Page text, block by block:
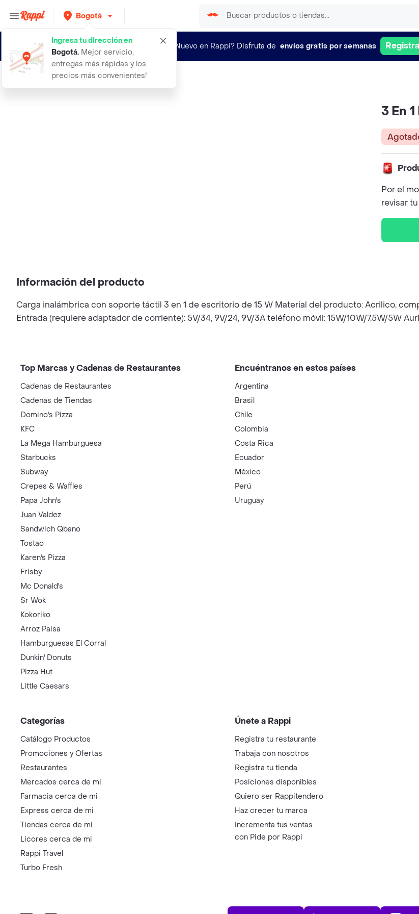
Bogotá
Ingresa tu dirección en
Bogotá. Mejor servicio,
entregas más rápidas y los
precios más convenientes!
¿Nuevo en Rappi? Disfruta de envíos gratis por semanas
3 en 1 magnetic touch wireless char
3 En
Por el
revisar
Información del producto
Carga inalámbrica con soporte táctil 3 en 1 de escritorio de 15 W Material del producto: Acrilico,
Entrada (requiere adaptador de corriente): 5V/34, 9V/24, 9V/3A teléfono móvil: 15W/10W/7,5W/5W
Top Marcas y Cadenas de Restaurantes
Cadenas de Restaurantes
Cadenas de Tiendas
Domino's Pizza
KFC
La Mega Hamburguesa
Starbucks
Subway
Crepes & Waffles
Papa John's
Juan Valdez
Sandwich Qbano
Tostao
Karen's Pizza
Frisby
Mc Donald's
Sr Wok
Kokoriko
Arroz Paisa
Hamburguesas El Corral
Dunkin' Donuts
Pizza Hut
Little Caesars
Encuéntranos en estos países
Argentina
Brasil
Chile
Colombia
Costa Rica
Ecuador
México
Perú
Uruguay
Categorías
Catálogo Productos
Promociones y Ofertas
Restaurantes
Mercados cerca de mi
Farmacia cerca de mi
Express cerca de mi
Tiendas cerca de mi
Licores cerca de mi
Rappi Travel
Turbo Fresh
Únete a Rappi
Registra tu restaurante
Trabaja con nosotros
Registra tu tienda
Posiciones disponibles
Quiero ser Rappitendero
Haz crecer tu marca
Incrementa tus ventas
con Pide por Rappi
App Store Play Store